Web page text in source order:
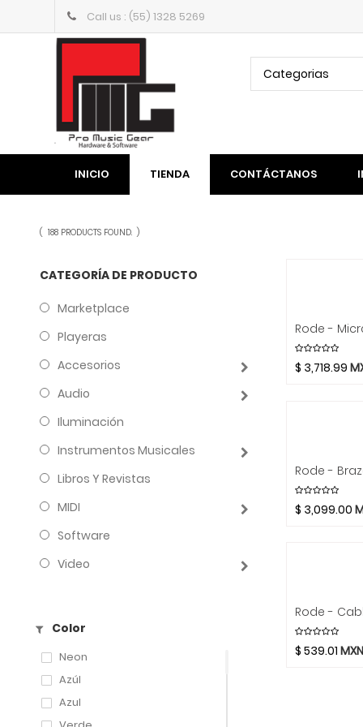
Call us : (55) 1328 5269
Categorias
INICIO TIENDA CONTÁCTANOS
( 188 PRODUCTS FOUND. )
CATEGORÍA DE PRODUCTO
Marketplace
Playeras
Accesorios
Audio
Iluminación
Instrumentos Musicales
Libros Y Revistas
MIDI
Software
Video
Color
Neon
Azúl
Azul
$ 3,718.99
$ 3,099.00
$ 539.01 MXN